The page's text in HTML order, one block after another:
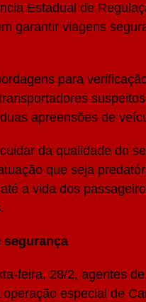
Estadual de
garantir viagens
para
apreensões de
da qualidade do
que seja
a vida dos
segurança
feira, 28/2, agentes
especial de